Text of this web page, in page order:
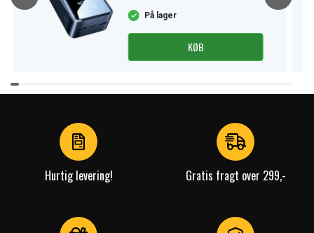
3,6 V
Panasonic
Kapacitet:
Læs om betydningen af egenskaberne
På lager
KØB
Item
1
Hurtig levering! Gratis fragt over 299,-